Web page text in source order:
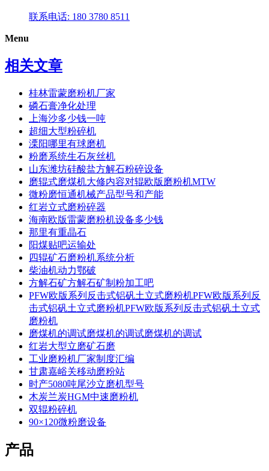
联系电话: 180 3780 8511
Menu
相关文章
桂林雷蒙磨粉机厂家
磷石膏净化处理
上海沙多少钱一吨
超细大型粉碎机
溧阳哪里有球磨机
粉磨系统生石灰丝机
山东潍坊硅酸盐方解石粉碎设备
磨辊式磨煤机大修内容对辊欧版磨粉机MTW
微粉磨恒通机械产品型号和产能
红岩立式磨粉碎器
海南欧版雷蒙磨粉机设备多少钱
那里有重晶石
阳煤贴吧运输处
四辊矿石磨粉机系统分析
柴油机动力鄂破
方解石矿方解石矿制粉加工吧
PFW欧版系列反击式铝矾土立式磨粉机PFW欧版系列反
击式铝矾土立式磨粉机PFW欧版系列反击式铝矾土立式
磨粉机
磨煤机的调试磨煤机的调试磨煤机的调试
红岩大型立磨矿石磨
工业磨粉机厂家制度汇编
甘肃嘉峪关移动磨粉站
时产5080吨尾沙立磨机型号
木炭兰炭HGM中速磨粉机
双辊粉碎机
90×120微粉磨设备
产品